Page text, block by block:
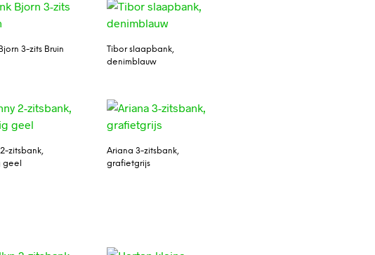
3-zits Bruin
Tibor slaapbank,
denimblauw
zitsbank,
geel
Ariana 3-zitsbank,
grafietgrijs